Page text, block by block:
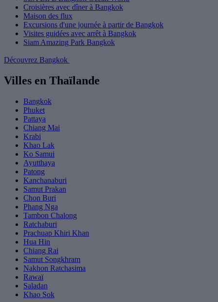
Croisières avec dîner à Bangkok
Maison des flux
Excursions d'une journée à partir de Bangkok
Visites guidées avec arrêt à Bangkok
Siam Amazing Park Bangkok
Découvrez Bangkok
Villes en Thaïlande
Bangkok
Phuket
Pattaya
Chiang Mai
Krabi
Khao Lak
Ko Samui
Ayutthaya
Patong
Kanchanaburi
Samut Prakan
Chon Buri
Phang Nga
Tambon Chalong
Ratchaburi
Prachuap Khiri Khan
Hua Hin
Chiang Rai
Samut Songkhram
Nakhon Ratchasima
Rawaï
Saladan
Khao Sok